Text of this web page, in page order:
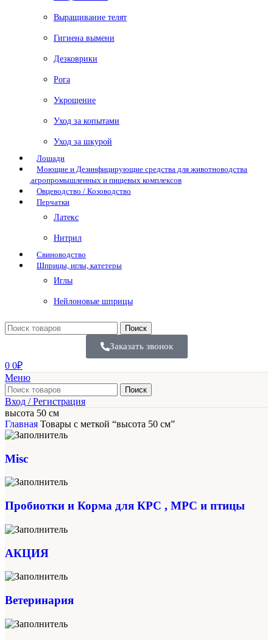
Выращивание телят
Гигиена вымени
Дезковрики
Рога
Укрощение
Уход за копытами
Уход за шкурой
Лошади
Моющие и Дезинфицирующие средства для животноводства
,агропромышленных и пищевых комплексов
Овцеводство / Козоводство
Перчатки
Латекс
Нитрил
Свиноводство
Шприцы, иглы, катетеры
Иглы
Нейлоновые шприцы
Поиск
Заказать звонок
0 0₽
Меню
Поиск
Вход / Регистрация
высота 50 см
Главная Товары с меткой “высота 50 см”
Misc
Пробиотки и Корма для КРС , МРС и птицы
АКЦИЯ
Ветеринария